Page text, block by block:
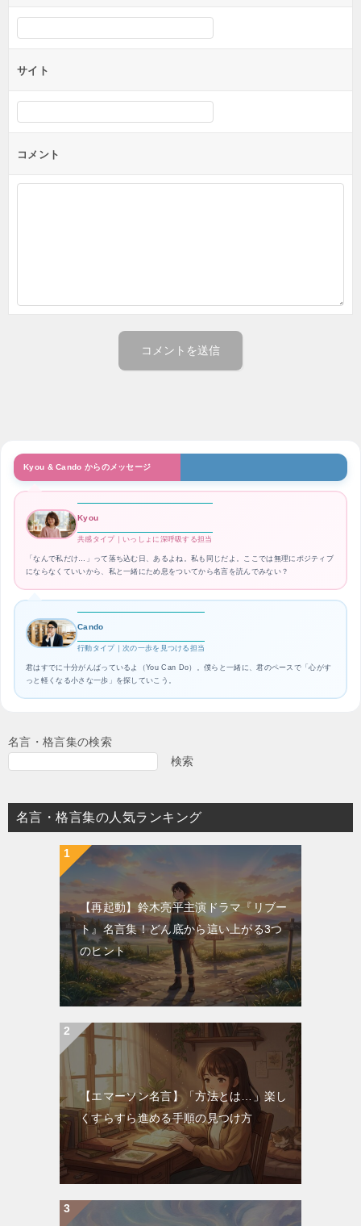
サイト
コメント
Kyou & Cando からのメッセージ
Kyou
共感タイプ｜いっしょに深呼吸する担当
「なんで私だけ…」って落ち込む日、あるよね。私も同じだよ。ここでは無理にポジティブ
にならなくていいから、私と一緒にため息をついてから名言を読んでみない？
Cando
行動タイプ｜次の一歩を見つける担当
君はすでに十分がんばっているよ（You Can Do）。僕らと一緒に、君のペースで「心がす
っと軽くなる小さな一歩」を探していこう。
名言・格言集の検索
検索
名言・格言集の人気ランキング
【再起動】鈴木亮平主演ドラマ『リブー
ト』名言集！どん底から這い上がる3つ
のヒント
【エマーソン名言】「方法とは…」楽し
くすらすら進める手順の見つけ方